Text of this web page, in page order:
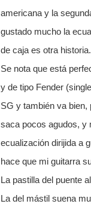
americana y la
gustado mucho la
de caja es otra
Se nota que está
y de tipo Fender
SG y también va bien,
saca pocos agudos, y
ecualización dirijida a
hace que mi guitarra
La pastilla del puente
La del mástil suena